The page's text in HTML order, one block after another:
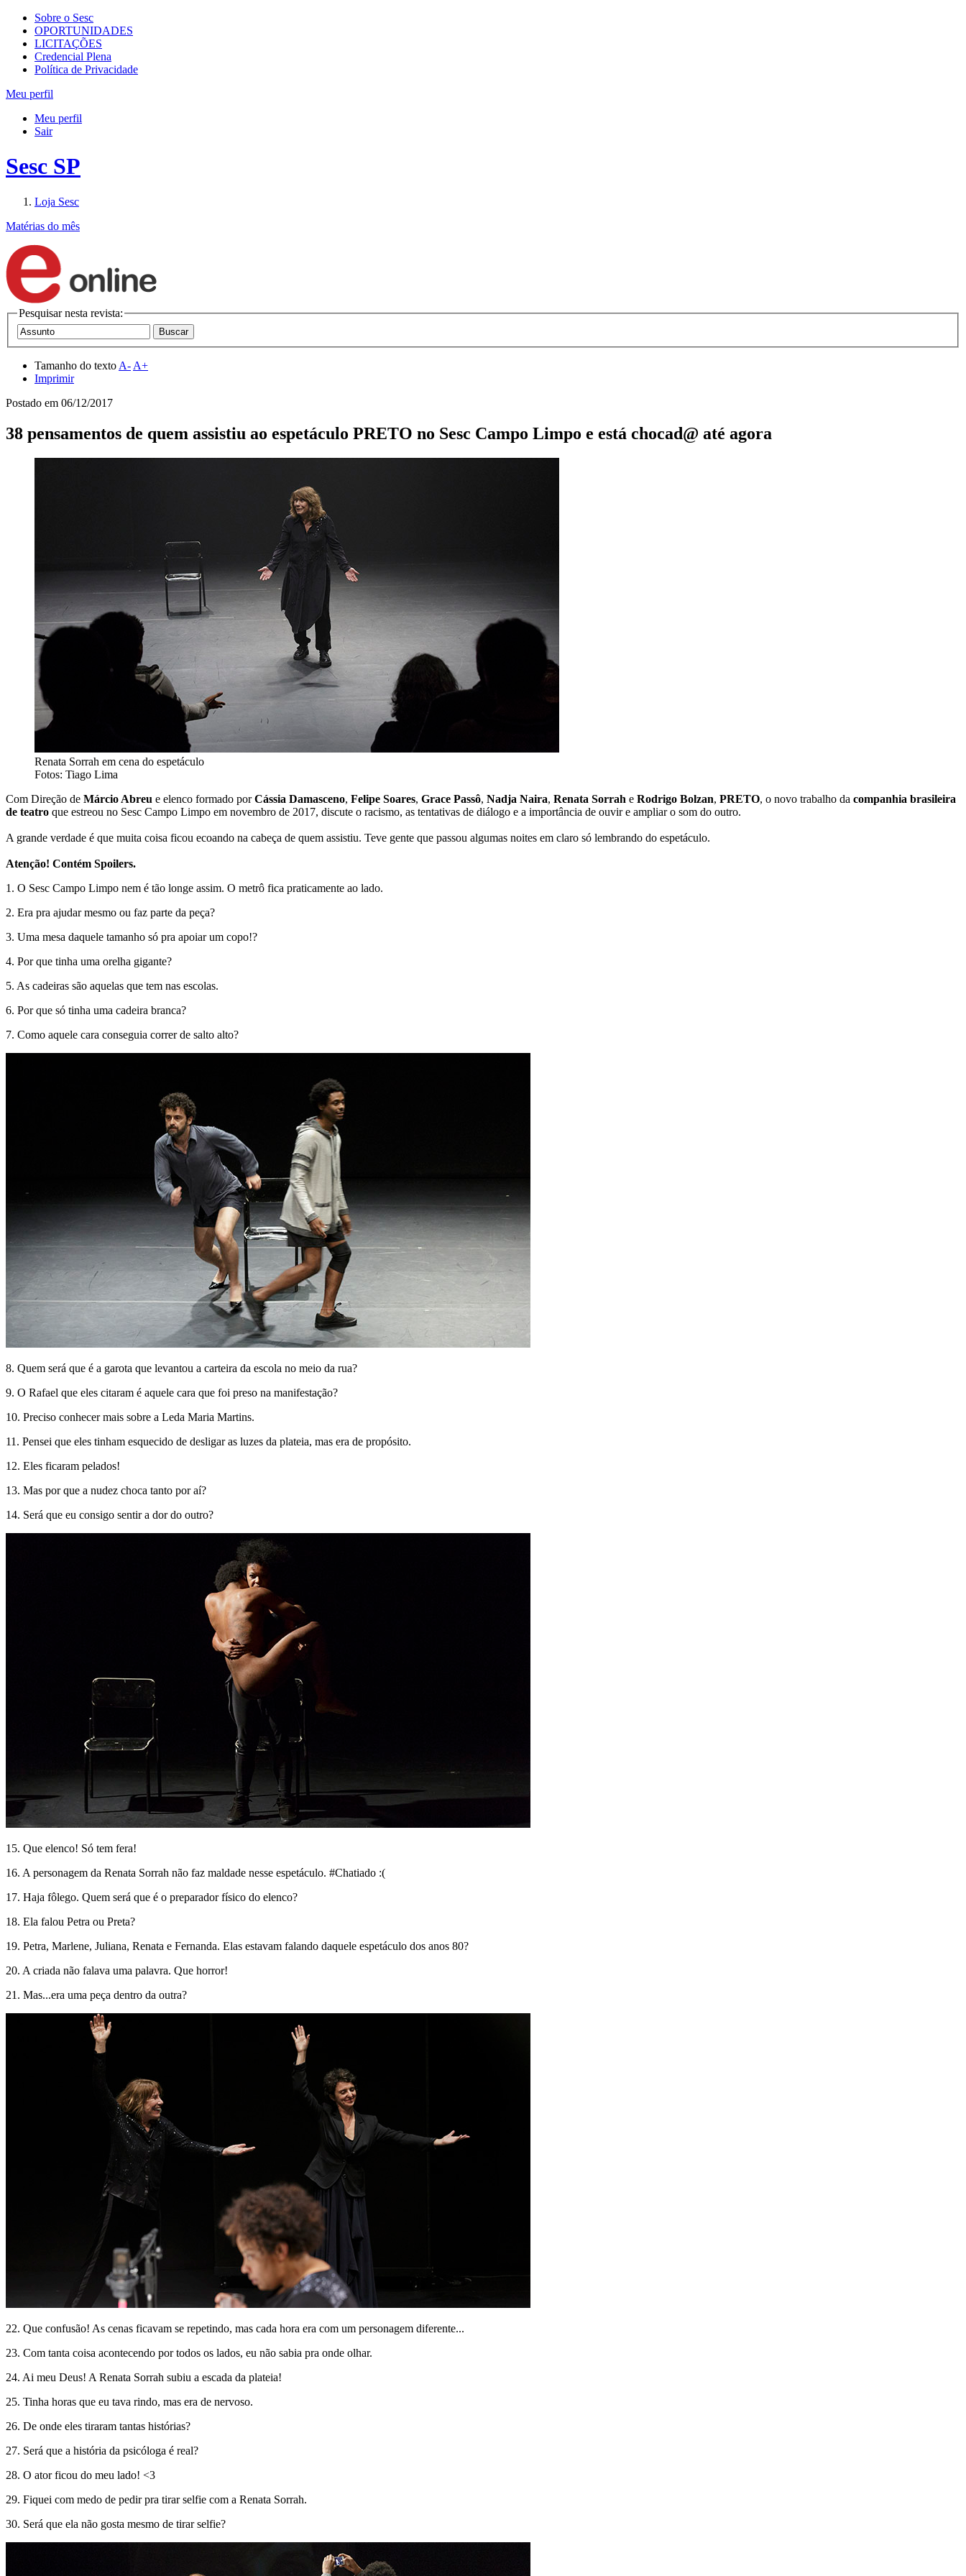
Sobre o Sesc
OPORTUNIDADES
LICITAÇÕES
Credencial Plena
Política de Privacidade
Meu perfil
Meu perfil
Sair
Sesc SP
Loja Sesc
Matérias do mês
Pesquisar nesta revista:
Tamanho do texto A- A+
Imprimir
Postado em 06/12/2017
38 pensamentos de quem assistiu ao espetáculo PRETO no Sesc Campo Limpo e está chocad@ até agora
Renata Sorrah em cena do espetáculo
Fotos: Tiago Lima
Com Direção de Márcio Abreu e elenco formado porCássia Damasceno, Felipe Soares, Grace Passô, Nadja Naira, Renata Sorrah e Rodrigo Bolzan, PRETO, o novo trabalho da companhia brasileira
de teatro que estreou no Sesc Campo Limpo em novembro de 2017, discute o racismo, as tentativas de diálogo e a importância de ouvir e ampliar o som do outro.
A grande verdade é que muita coisa ficou ecoando na cabeça de quem assistiu. Teve gente que passou algumas noites em claro só lembrando do espetáculo.
Atenção! Contém Spoilers.
1. O Sesc Campo Limpo nem é tão longe assim. O metrô fica praticamente ao lado.
2. Era pra ajudar mesmo ou faz parte da peça?
3. Uma mesa daquele tamanho só pra apoiar um copo!?
4. Por que tinha uma orelha gigante?
5. As cadeiras são aquelas que tem nas escolas.
6. Por que só tinha uma cadeira branca?
7. Como aquele cara conseguia correr de salto alto?
8. Quem será que é a garota que levantou a carteira da escola no meio da rua?
9. O Rafael que eles citaram é aquele cara que foi preso na manifestação?
10. Preciso conhecer mais sobre a Leda Maria Martins.
11. Pensei que eles tinham esquecido de desligar as luzes da plateia, mas era de propósito.
12. Eles ficaram pelados!
13. Mas por que a nudez choca tanto por aí?
14. Será que eu consigo sentir a dor do outro?
15. Que elenco! Só tem fera!
16. A personagem da Renata Sorrah não faz maldade nesse espetáculo. #Chatiado :(
17. Haja fôlego. Quem será que é o preparador físico do elenco?
18. Ela falou Petra ou Preta?
19. Petra, Marlene, Juliana, Renata e Fernanda. Elas estavam falando daquele espetáculo dos anos 80?
20. A criada não falava uma palavra. Que horror!
21. Mas...era uma peça dentro da outra?
22. Que confusão! As cenas ficavam se repetindo, mas cada hora era com um personagem diferente...
23. Com tanta coisa acontecendo por todos os lados, eu não sabia pra onde olhar.
24. Ai meu Deus! A Renata Sorrah subiu a escada da plateia!
25. Tinha horas que eu tava rindo, mas era de nervoso.
26. De onde eles tiraram tantas histórias?
27. Será que a história da psicóloga é real?
28. O ator ficou do meu lado! <3
29. Fiquei com medo de pedir pra tirar selfie com a Renata Sorrah.
30. Será que ela não gosta mesmo de tirar selfie?